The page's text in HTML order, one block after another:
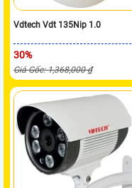
Vdtech Vdt 135Nip 1.0
30%
Giá Gốc: 1,368,000 ₫